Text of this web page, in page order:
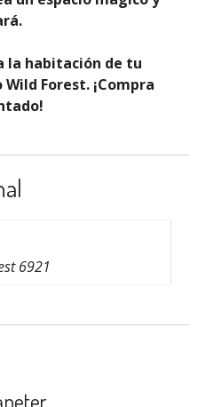
la habitación de tu
Forest. ¡Compra
6921